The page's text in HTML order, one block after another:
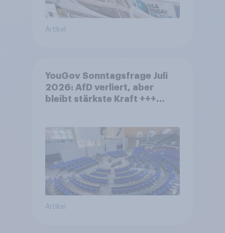
Artikel
YouGov Sonntagsfrage Juli
2026: AfD verliert, aber
bleibt stärkste Kraft +++
Artikel